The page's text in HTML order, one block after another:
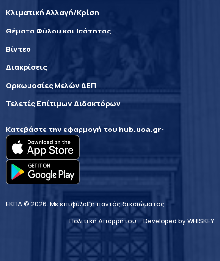
Κλιματική Αλλαγή/Κρίση
Θέματα Φύλου και Ισότητας
Βίντεο
Διακρίσεις
Ορκωμοσίες Μελών ΔΕΠ
Τελετές Επίτιμων Διδακτόρων
Κατεβάστε την εφαρμογή του hub.uoa.gr:
ΕΚΠΑ © 2026. Με επιφύλαξη παντός δικαιώματος
Πολιτική Απορρήτου
Developed by WHISKEY